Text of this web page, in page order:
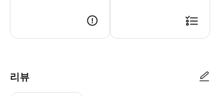
리뷰